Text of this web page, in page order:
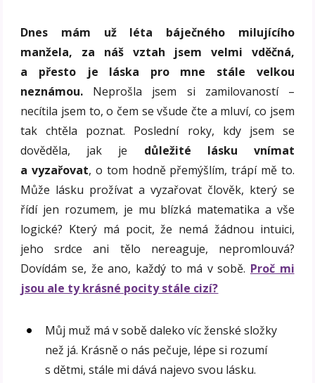
Dnes mám už léta báječného milujícího
manžela, za náš vztah jsem velmi vděčná,
a přesto je láska pro mne stále velkou
neznámou. Neprošla jsem si zamilovaností –
necítila jsem to, o čem se všude čte a mluví, co jsem
tak chtěla poznat. Poslední roky, kdy jsem se
dověděla, jak je důležité lásku vnímat
a vyzařovat, o tom hodně přemýšlím, trápí mě to.
Může lásku prožívat a vyzařovat člověk, který se
řídí jen rozumem, je mu blízká matematika a vše
logické? Který má pocit, že nemá žádnou intuici,
jeho srdce ani tělo nereaguje, nepromlouvá?
Dovídám se, že ano, každý to má v sobě. Proč mi
jsou ale ty krásné pocity stále cizí?
Můj muž má v sobě daleko víc ženské složky
než já. Krásně o nás pečuje, lépe si rozumí
s dětmi, stále mi dává najevo svou lásku.